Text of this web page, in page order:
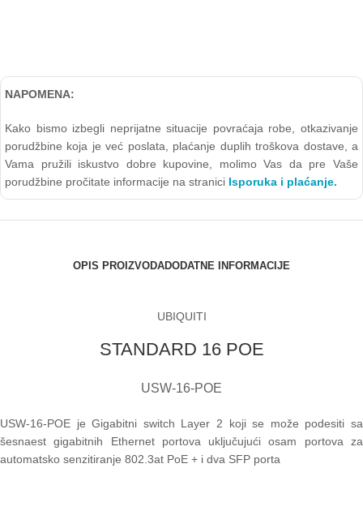
NAPOMENA:
Kako bismo izbegli neprijatne situacije povraćaja robe, otkazivanje
porudžbine koja je već poslata, plaćanje duplih troškova dostave, a
Vama pružili iskustvo dobre kupovine, molimo Vas da pre Vaše
porudžbine pročitate informacije na stranici Isporuka i plaćanje.
OPIS PROIZVODADODATNE INFORMACIJE
UBIQUITI
STANDARD 16 POE
USW-16-POE
USW-16-POE je Gigabitni switch Layer 2 koji se može podesiti sa
šesnaest gigabitnih Ethernet portova uključujući osam portova za
automatsko senzitiranje 802.3at PoE + i dva SFP porta